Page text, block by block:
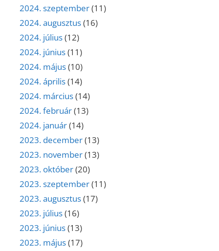
2024. szeptember(11)
2024. augusztus(16)
2024. július(12)
2024. június(11)
2024. május(10)
2024. április(14)
2024. március(14)
2024. február(13)
2024. január(14)
2023. december(13)
2023. november(13)
2023. október(20)
2023. szeptember(11)
2023. augusztus(17)
2023. július(16)
2023. június(13)
2023. május(17)